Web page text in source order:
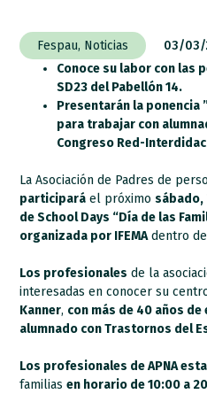
Fespau, Noticias
03/03/
Conoce su labor con las
SD23 del Pabellón 14.
Presentarán la
para trabajar con
Congreso Red-
La Asociación de Padres de
participará el próximosábado,
de School Days “Día de las
organizada por IFEMAdentro de
Los profesionales de la
interesadas en conocer su
Kanner, con más de 40 años de
alumnado con Trastornos del
Los profesionales de APNA
familiasen horario de 10:00 a